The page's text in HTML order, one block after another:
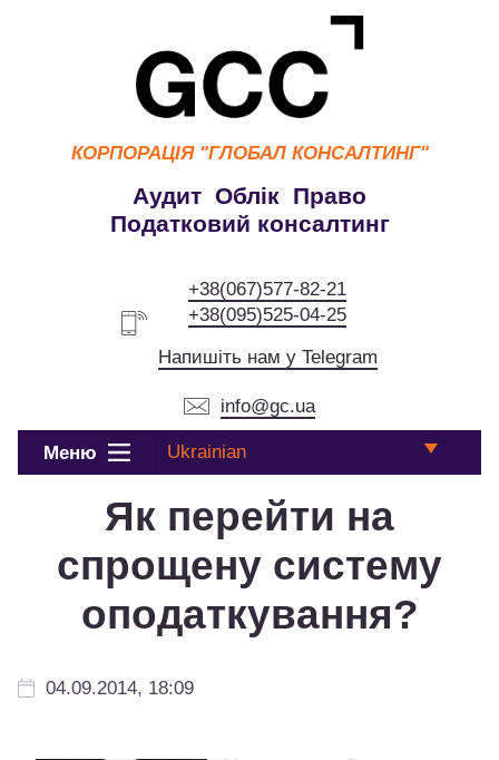
КОРПОРАЦІЯ "ГЛОБАЛ КОНСАЛТИНГ"
Аудит Облік Право
Податковий консалтинг
+38(067)577-82-21
+38(095)525-04-25
Напишіть нам у Telegram
info@gc.ua
Меню Ukrainian
Як перейти на
спрощену систему
оподаткування?
04.09.2014, 18:09